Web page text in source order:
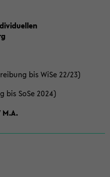
bis WiSe 22/23)
bis SoSe 2024)